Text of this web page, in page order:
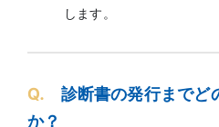
します。
Q. 診断書の発行までど
か？